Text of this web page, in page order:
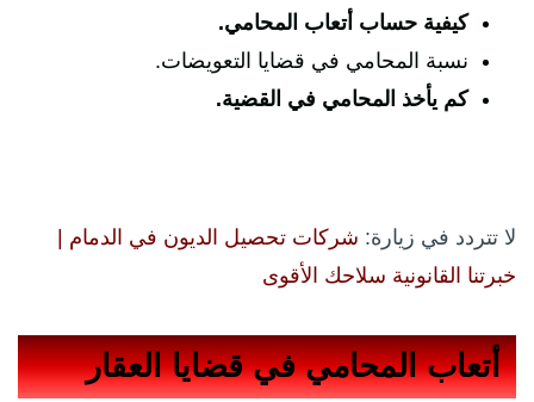
كيفية حساب أتعاب المحامي.
نسبة المحامي في قضايا التعويضات.
كم يأخذ المحامي في القضية.
لا تتردد في زيارة: شركات تحصيل الديون في الدمام |
خبرتنا القانونية سلاحك الأقوى
أتعاب المحامي في قضايا العقار